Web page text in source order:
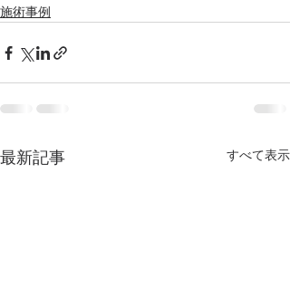
施術事例
最新記事 すべて表示